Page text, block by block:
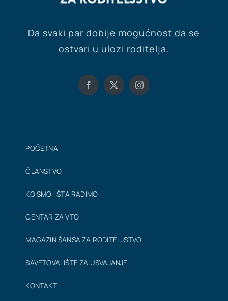
Da svaki par dobije mogućnost da se
ostvari u ulozi roditelja.
POČETNA
ČLANSTVO
KO SMO I ŠTA RADIMO
CENTAR ZA VTO
MAGAZIN ŠANSA ZA RODITELJSTVO
SAVETOVALIŠTE ZA USVAJANJE
KONTAKT